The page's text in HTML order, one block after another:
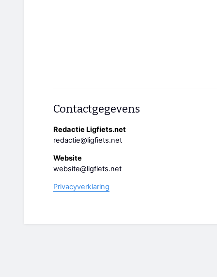
Contactgegevens
Redactie Ligfiets.net
redactie@ligfiets.net
Website
website@ligfiets.net
Privacyverklaring